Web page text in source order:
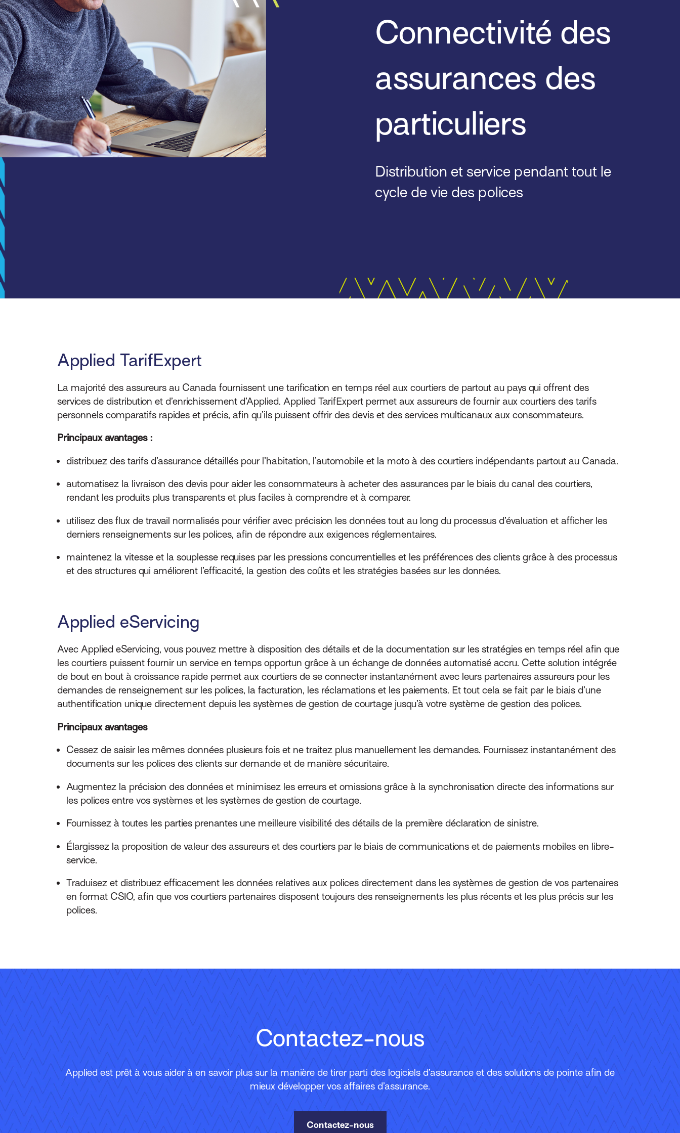
Connectivité des
assurances des
particuliers
Distribution et service pendant tout le
cycle de vie des polices
Applied TarifExpert
La majorité des assureurs au Canada fournissent une tarification en temps réel aux courtiers de partout au pays qui offrent des
services de distribution et d’enrichissement d’Applied. Applied TarifExpert permet aux assureurs de fournir aux courtiers des tarifs
personnels comparatifs rapides et précis, afin qu’ils puissent offrir des devis et des services multicanaux aux consommateurs.
Principaux avantages :
distribuez des tarifs d’assurance détaillés pour l’habitation, l’automobile et la moto à des courtiers indépendants partout au Canada.
automatisez la livraison des devis pour aider les consommateurs à acheter des assurances par le biais du canal des courtiers,
rendant les produits plus transparents et plus faciles à comprendre et à comparer.
utilisez des flux de travail normalisés pour vérifier avec précision les données tout au long du processus d’évaluation et afficher les
derniers renseignements sur les polices, afin de répondre aux exigences réglementaires.
maintenez la vitesse et la souplesse requises par les pressions concurrentielles et les préférences des clients grâce à des processus
et des structures qui améliorent l’efficacité, la gestion des coûts et les stratégies basées sur les données.
Applied eServicing
Avec Applied eServicing, vous pouvez mettre à disposition des détails et de la documentation sur les stratégies en temps réel afin que
les courtiers puissent fournir un service en temps opportun grâce à un échange de données automatisé accru. Cette solution intégrée
de bout en bout à croissance rapide permet aux courtiers de se connecter instantanément avec leurs partenaires assureurs pour les
demandes de renseignement sur les polices, la facturation, les réclamations et les paiements. Et tout cela se fait par le biais d’une
authentification unique directement depuis les systèmes de gestion de courtage jusqu’à votre système de gestion des polices.
Principaux avantages
Cessez de saisir les mêmes données plusieurs fois et ne traitez plus manuellement les demandes. Fournissez instantanément des
documents sur les polices des clients sur demande et de manière sécuritaire.
Augmentez la précision des données et minimisez les erreurs et omissions grâce à la synchronisation directe des informations sur
les polices entre vos systèmes et les systèmes de gestion de courtage.
Fournissez à toutes les parties prenantes une meilleure visibilité des détails de la première déclaration de sinistre.
Élargissez la proposition de valeur des assureurs et des courtiers par le biais de communications et de paiements mobiles en libre-
service.
Traduisez et distribuez efficacement les données relatives aux polices directement dans les systèmes de gestion de vos partenaires
en format CSIO, afin que vos courtiers partenaires disposent toujours des renseignements les plus récents et les plus précis sur les
polices.
Contactez-nous
Applied est prêt à vous aider à en savoir plus sur la manière de tirer parti des logiciels d’assurance et des solutions de pointe afin de
mieux développer vos affaires d’assurance.
Contactez-nous